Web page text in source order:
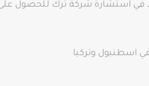
في استشارة شركة ترك للحصول
اسطنبول وتركيا